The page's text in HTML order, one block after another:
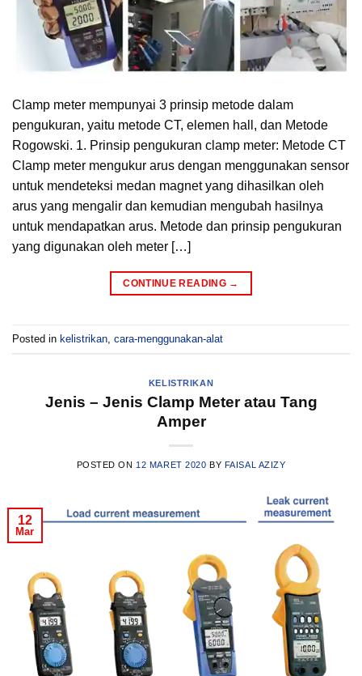
Clamp meter mempunyai 3 prinsip metode dalam
pengukuran, yaitu metode CT, elemen hall, dan Metode
Rogowski. 1. Prinsip pengukuran clamp meter: Metode CT
Clamp meter mengukur arus dengan menggunakan sensor
untuk mendeteksi medan magnet yang dihasilkan oleh
arus yang mengalir dan kemudian mengubah hasilnya
untuk mendapatkan arus. Metode dan prinsip pengukuran
yang digunakan oleh meter […]
CONTINUE READING →
Posted in kelistrikan cara-menggunakan-alat
KELISTRIKAN
Jenis – Jenis Clamp Meter atau Tang
Amper
POSTED ON 12 MARET 2020 BY FAISAL AZIZY
12
Mar